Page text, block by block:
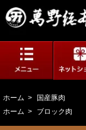
ホーム >
国産豚肉
ホーム > ブロック肉